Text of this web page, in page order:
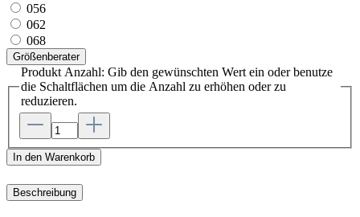
056
062
068
Größenberater
Produkt Anzahl: Gib den gewünschten Wert ein oder benutze
die Schaltflächen um die Anzahl zu erhöhen oder zu
reduzieren.
In den Warenkorb
Beschreibung